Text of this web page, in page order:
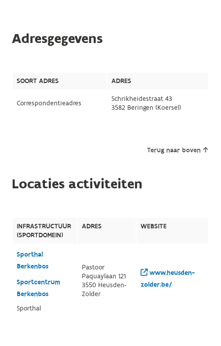
Adresgegevens
SOORT ADRES ADRES
Correspondentieadres
Schrikheidestraat 43
3582 Beringen (Koersel)
Terug naar boven
Locaties activiteiten
INFRASTRUCTUUR
(SPORTDOMEIN)
ADRES WEBSITE
Sporthal
Berkenbos
Sportcentrum
Berkenbos
Sporthal
Pastoor
Paquaylaan 121
3550 Heusden-
Zolder
www.heusden-
zolder.be/